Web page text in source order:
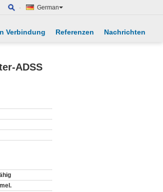
German
Verbindung Referenzen Nachrichten
ADSS